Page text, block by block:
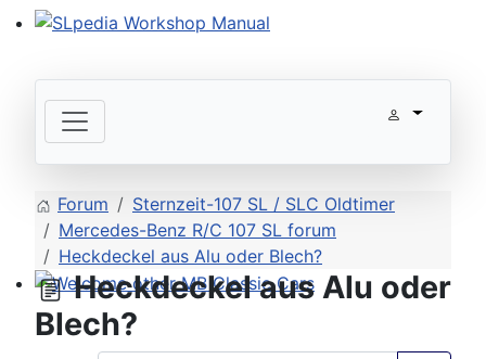
Welcome other MB Classic Cars
Forum
Sternzeit-107 SL / SLC Oldtimer
Mercedes-Benz R/C 107 SL forum
Heckdeckel aus Alu oder Blech?
Heckdeckel aus Alu oder
Blech?